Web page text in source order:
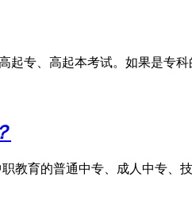
起专、高起本考试。如果是专
教育的普通中专、成人中专、